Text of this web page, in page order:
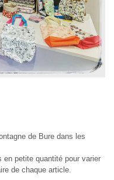
de Bure dans les
petite quantité pour varier
de chaque article.